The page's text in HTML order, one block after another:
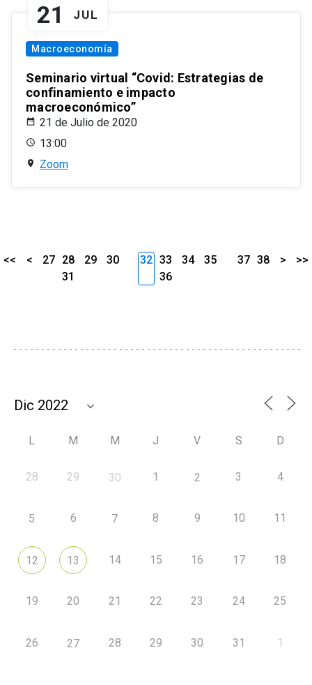
21 JUL
Macroeconomía
Seminario virtual “Covid: Estrategias de
confinamiento e impacto
macroeconómico”
21 de Julio de 2020
13:00
Zoom
<< < 27 28 29
30
31
32 33 34
35
36
37 38 > >>
L M M J V S D
28 29 30 1 2 3 4
5 6 7 8 9 10 11
12 13 14 15 16 17 18
19 20 21 22 23 24 25
26 27 28 29 30 31 1